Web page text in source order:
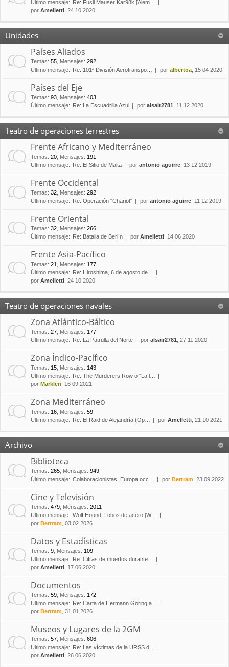
Último mensaje:
Re: Fusil Mauser Kar98k [Alem…
por Amelletti , 24 10 2020
Unidades
Países Aliados
Temas: 55 Mensajes: 292
Último mensaje:
Re: 101ª División Aerotranspo… por albertoa , 15 04 2020
Países del Eje
Temas: 93 Mensajes: 403
Último mensaje:
Re: La Escuadrilla Azul por alsair2781 , 11 12 2020
Teatro de operaciones terrestres
Frente Africano y Mediterráneo
Temas: 20 Mensajes: 191
Último mensaje:
Re: El Sitio de Malta por antonio aguirre , 13 12 2019
Frente Occidental
Temas: 32 Mensajes: 292
Último mensaje:
Re: Operación "Chariot" por antonio aguirre , 11 12 2019
Frente Oriental
Temas: 32 Mensajes: 266
Último mensaje:
Re: Batalla de Berlín por Amelletti , 14 06 2020
Frente Asia-Pacífico
Temas: 21 Mensajes: 177
Último mensaje:
Re: Hiroshima, 6 de agosto de…
por Amelletti , 24 10 2020
Teatro de operaciones navales
Zona Atlántico-Báltico
Temas: 27 Mensajes: 177
Último mensaje:
Re: La Patrulla del Norte por alsair2781 , 27 11 2020
Zona Índico-Pacífico
Temas: 15 Mensajes: 143
Último mensaje:
Re: The Murderers Row o "La l…
por Marklen , 16 09 2021
Zona Mediterráneo
Temas: 16 Mensajes: 59
Último mensaje:
Re: El Raid de Alejandría (Op… por Amelletti , 21 10 2021
Archivo
Biblioteca
Temas: 265 Mensajes: 949
Último mensaje: Colaboracionistas. Europa occ… por Bertram , 23 09 2022
Cine y Televisión
Temas: 479 Mensajes: 2011
Último mensaje: Wolf Hound. Lobos de acero [W…
por Bertram , 03 02 2026
Datos y Estadísticas
Temas: 9 Mensajes: 109
Último mensaje:
Re: Cifras de muertos durante…
por Amelletti , 17 06 2020
Documentos
Temas: 59 Mensajes: 172
Último mensaje:
Re: Carta de Hermann Göring a…
por Bertram , 31 01 2026
Museos y Lugares de la 2GM
Temas: 57 Mensajes: 606
Último mensaje:
Re: Las víctimas de la URSS d…
por Amelletti , 26 06 2020